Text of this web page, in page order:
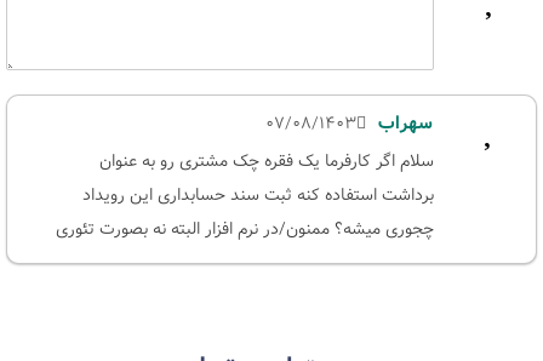
سهراب
07/08/1403
سلام اگر کارفرما یک فقره چک مشتری رو به عنوان
برداشت استفاده کنه ثبت سند حسابداری این رویداد
چجوری میشه؟ ممنون/در نرم افزار البته نه بصورت تئوری